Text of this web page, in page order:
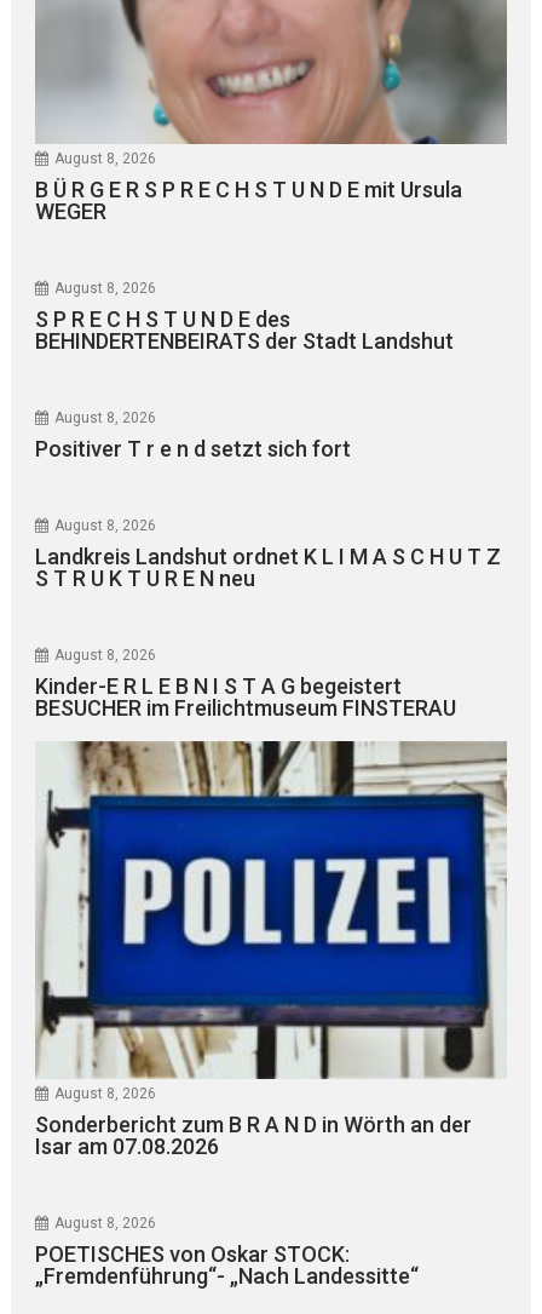
August 8, 2026
B Ü R G E R S P R E C H S T U N D E mit Ursula
WEGER
August 8, 2026
S P R E C H S T U N D E des
BEHINDERTENBEIRATS der Stadt Landshut
August 8, 2026
Positiver T r e n d setzt sich fort
August 8, 2026
Landkreis Landshut ordnet K L I M A S C H U T Z
S T R U K T U R E N neu
August 8, 2026
Kinder-E R L E B N I S T A G begeistert
BESUCHER im Freilichtmuseum FINSTERAU
August 8, 2026
Sonderbericht zum B R A N D in Wörth an der
Isar am 07.08.2026
August 8, 2026
POETISCHES von Oskar STOCK:
„Fremdenführung“- „Nach Landessitte“